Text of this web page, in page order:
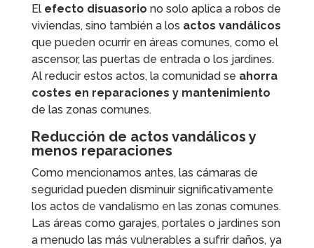
El efecto disuasorio no solo aplica a robos de
viviendas, sino también a los actos vandálicos
que pueden ocurrir en áreas comunes, como el
ascensor, las puertas de entrada o los jardines.
Al reducir estos actos, la comunidad se ahorra
costes en reparaciones y mantenimiento
de las zonas comunes.
Reducción de actos vandálicos y
menos reparaciones
Como mencionamos antes, las cámaras de
seguridad pueden disminuir significativamente
los actos de vandalismo en las zonas comunes.
Las áreas como garajes, portales o jardines son
a menudo las más vulnerables a sufrir daños, ya